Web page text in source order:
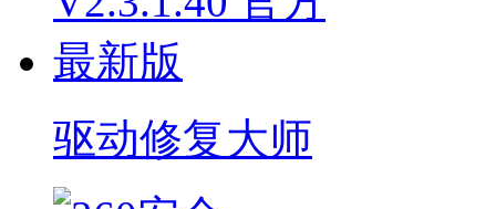
驱动修复大师